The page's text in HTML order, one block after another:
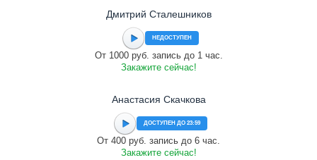
Дмитрий Сталешников
НЕДОСТУПЕН
От 1000 руб. запись до 1 час.
Закажите сейчас!
Анастасия Скачкова
ДОСТУПЕН ДО 23:59
От 400 руб. запись до 6 час.
Закажите сейчас!